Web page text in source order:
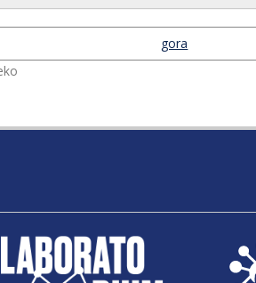
gora